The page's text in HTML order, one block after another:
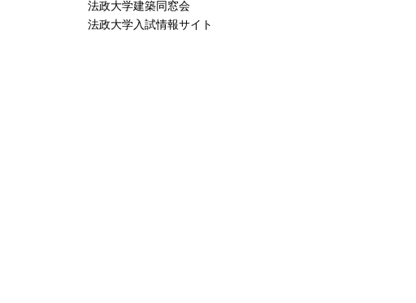
法政大学建築同窓会
法政大学入試情報サイト